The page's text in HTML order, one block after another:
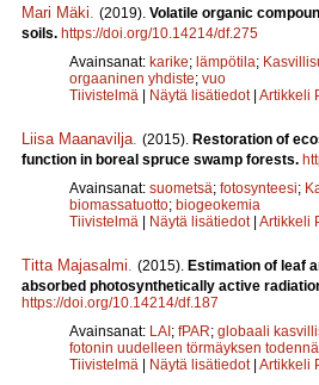
Mari Mäki (2019). Volatile organic
soils. https://doi.org/10.14214/df.275
Avainsanat: karike; lämpötila;
orgaaninen yhdiste; vuo
Tiivistelmä | Näytä lisätiedot | Artikkeli
Liisa Maanavilja (2015). Restoration of
function in boreal spruce swamp forests.
Avainsanat: suometsä; fotosynteesi;
biomassatuotto; biogeokemia
Tiivistelmä | Näytä lisätiedot | Artikkeli
Titta Majasalmi (2015). Estimation of leaf
absorbed photosynthetically active
https://doi.org/10.14214/df.187
Avainsanat: LAI; fPAR; globaali
fotonin uudelleen törmäyksen
Tiivistelmä | Näytä lisätiedot | Artikkeli